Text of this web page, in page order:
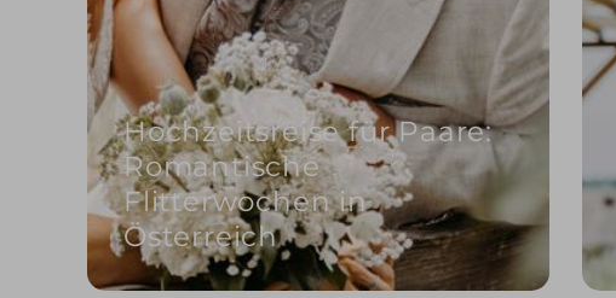
Hochzeitsreise für Paare:
Romantische
Flitterwochen in
Österreich